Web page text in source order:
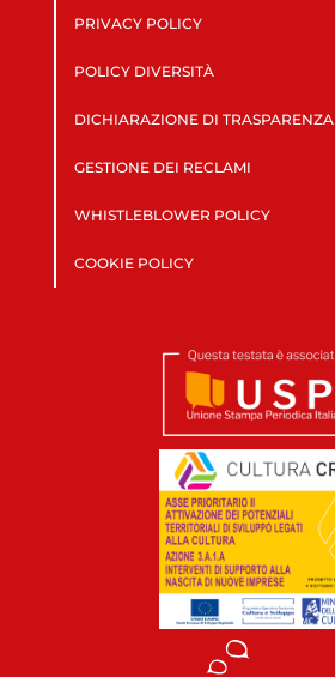
PRIVACY POLICY
POLICY DIVERSITÀ
DICHIARAZIONE DI TRASPARENZA
GESTIONE DEI RECLAMI
WHISTLEBLOWER POLICY
COOKIE POLICY